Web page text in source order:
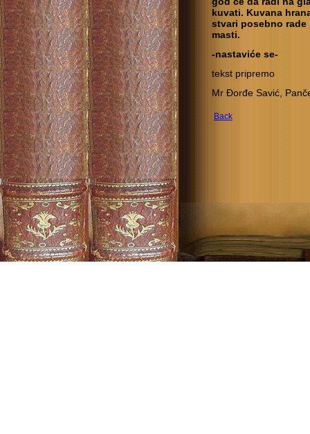
kuvati. Kuvana
stvari posebno
masti.
-nastaviće se-
tekst pripremo
Mr Đorđe Savić,
Back